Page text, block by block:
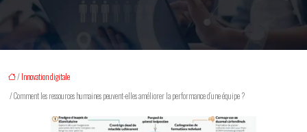
/Innovation digitale
/ Comment les ressources humaines peuvent-elles améliorer la performance d’une équipe ?